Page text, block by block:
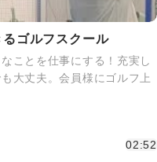
ゴルフスクール
ことを仕事にする！充実し
大丈夫。会員様にゴルフ上
02:52